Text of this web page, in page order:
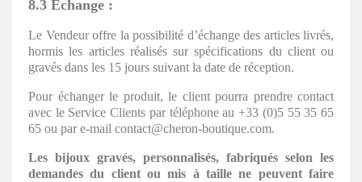
8.3 Echange :
Le Vendeur offre la possibilité d’échange des articles livrés,
hormis les articles réalisés sur spécifications du client ou
gravés dans les 15 jours suivant la date de réception.
Pour échanger le produit, le client pourra prendre contact
avec le Service Clients par téléphone au +33 (0)5 55 35 65
65 ou par e-mail contact@cheron-boutique.com.
Les bijoux gravés, personnalisés, fabriqués selon les
demandes du client ou mis à taille ne peuvent faire